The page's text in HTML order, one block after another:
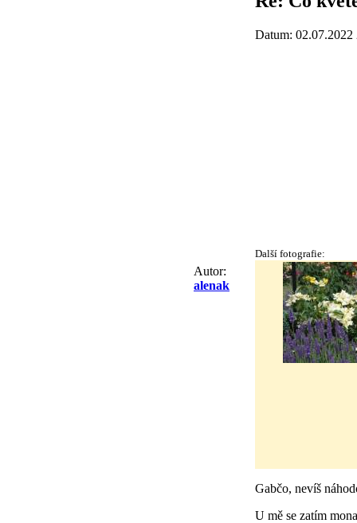
Autor:
alenak
Datum: 02.07.2022
Další fotografie:
Gabčo, nevíš
U mě se zatím